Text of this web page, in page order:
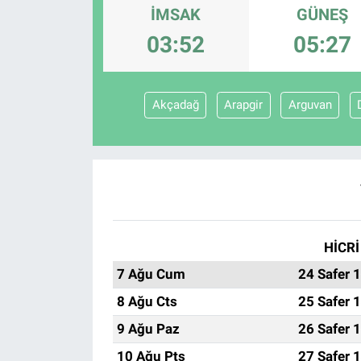
İMSAK
03:52
GÜNEŞ
05:27
Akçadağ Arapgir Arguvan
HİCRİ
7 Ağu Cum
24 Safer
8 Ağu Cts
25 Safer
9 Ağu Paz
26 Safer
10 Ağu Pts
27 Safer